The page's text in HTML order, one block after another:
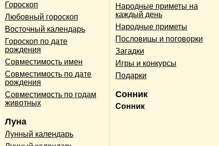
Гороскоп
Любовный гороскоп
Восточный календарь
Гороскоп по дате
рождения
Совместимость имен
Совместимость по дате
рождения
Совместимость по годам
животных
Луна
Лунный календарь
Народные приметы на
каждый день
Народные приметы
Пословицы и поговорки
Загадки
Игры и конкурсы
Подарки
Сонник
Сонник